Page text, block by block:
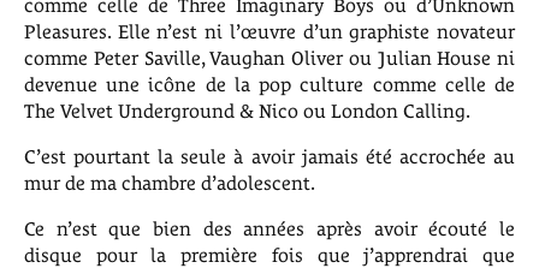
comme celle de Three Imaginary Boys ou d’Unknown
Pleasures. Elle n’est ni l’œuvre d’un graphiste novateur
comme Peter Saville, Vaughan Oliver ou Julian House ni
devenue une icône de la pop culture comme celle de
The Velvet Underground & Nico ou London Calling.
C’est pourtant la seule à avoir jamais été accrochée au
mur de ma chambre d’adolescent.
Ce n’est que bien des années après avoir écouté le
disque pour la première fois que j’apprendrai que